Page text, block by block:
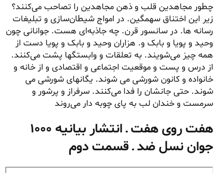
چطور مجاهدین قلب و ذهن مجاهدین را تصاحب می‌کنند؟
زیر این اختناق سهمگین. در امواج شیطان‌سازی و تبلیغات
رسانه ها. در سانسور قرن. چه جاذبه‌ای هست. جوانانی چون
وحید و پویا و بابک و. هزاران وحید و بابک و پویا دست از
همه چیز می‌شویند. به تعلقات و وابستگها پشت می‌کنند.
از درس و پست و موقعیت اجتماعی و اقتصادی و از خانه و
خانواده و کانون شورشی می شوند. یگانهای شورشی می
شوند. حتی جانشان را فدا می‌کنند. سرفراز و پرشور و
سرمست و خندان لب به پای چوبه دار می‌روند
هفت روی هفت ـ انتشار بیانیه ۱۰۰۰
جوان نسل ضد ـ قسمت دوم